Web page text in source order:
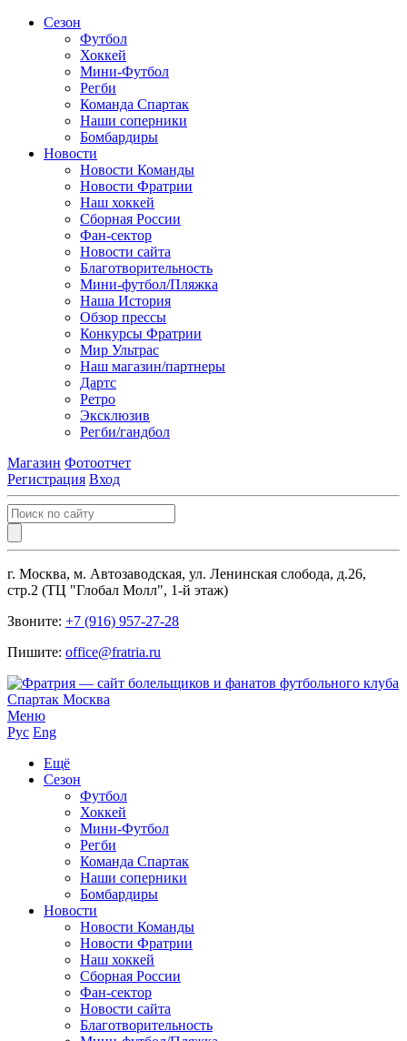
Сезон
Футбол
Хоккей
Мини-Футбол
Регби
Команда Спартак
Наши соперники
Бомбардиры
Новости
Новости Команды
Новости Фратрии
Наш хоккей
Сборная России
Фан-cектор
Новости сайта
Благотворительность
Мини-футбол/Пляжка
Наша История
Обзор прессы
Конкурсы Фратрии
Мир Ультрас
Наш магазин/партнеры
Дартс
Ретро
Эксклюзив
Регби/гандбол
Магазин Фотоотчет
Регистрация Вход
г. Москва, м. Автозаводская, ул. Ленинская слобода, д.26,
стр.2 (ТЦ "Глобал Молл", 1-й этаж)
Звоните: +7 (916) 957-27-28
Пишите: office@fratria.ru
Меню
Рус Eng
Ещё
Сезон
Футбол
Хоккей
Мини-Футбол
Регби
Команда Спартак
Наши соперники
Бомбардиры
Новости
Новости Команды
Новости Фратрии
Наш хоккей
Сборная России
Фан-cектор
Новости сайта
Благотворительность